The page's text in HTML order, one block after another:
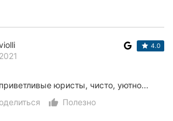
4.0
юристы, чисто, уютно...
thumb_up_alt
Полезно